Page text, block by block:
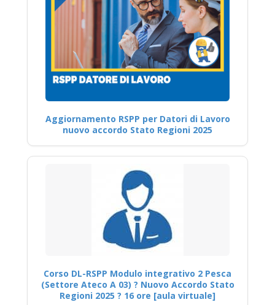
Aggiornamento RSPP per Datori di Lavoro
nuovo accordo Stato Regioni 2025
Corso DL-RSPP Modulo integrativo 2 Pesca
(Settore Ateco A 03) ? Nuovo Accordo Stato
Regioni 2025 ? 16 ore [aula virtuale]